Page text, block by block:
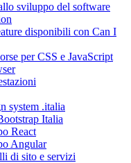
sviluppo del software
disponibili con Can I
per CSS e JavaScript
system .italia
Italia
React
Angular
di sito e servizi